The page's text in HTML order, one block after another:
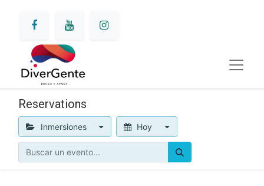
Reservations
Inmersiones Hoy